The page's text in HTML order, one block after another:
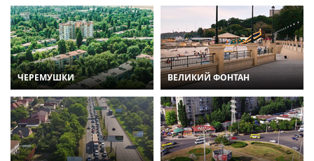
ЧЕРЕМУШКИ ВЕЛИКИЙ ФОНТАН